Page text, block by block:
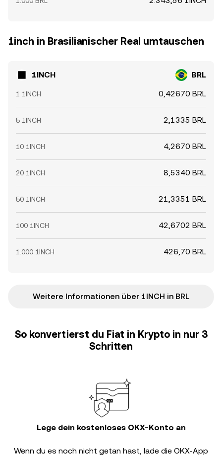
1inch in Brasilianischer Real umtauschen
1INCH BRL
1 1INCH 0,42670 BRL
5 1INCH 2,1335 BRL
10 1INCH 4,2670 BRL
20 1INCH 8,5340 BRL
50 1INCH 21,3351 BRL
100 1INCH 42,6702 BRL
1.000 1INCH 426,70 BRL
Weitere Informationen über 1INCH in BRL
So konvertierst du Fiat in Krypto in nur 3
Schritten
Lege dein kostenloses OKX-Konto an
Wenn du es noch nicht getan hast, lade die OKX-App